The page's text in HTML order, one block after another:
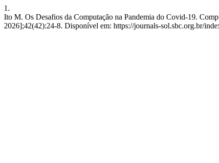
1.
Ito M. Os Desafios da Computação na Pandemia do Covid-19.
2026];42(42):24-8. Disponível em: https://journals-sol.sbc.org.br/